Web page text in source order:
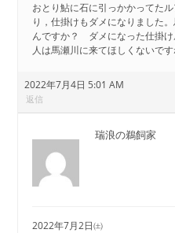
おとり鮎に石に引っかかってた
り，仕掛けもダメになりました
んですか？ ダメになった仕掛
人は馬瀬川に来てほしくないです
2022年7月4日 5:01 AM
返信
瑞浪の鵜飼家
2022年7月2日㈯